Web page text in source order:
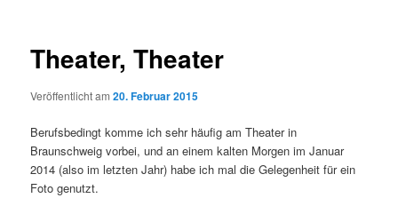
Theater, Theater
Veröffentlicht am20. Februar 2015
Berufsbedingt komme ich sehr häufig am Theater in
Braunschweig vorbei, und an einem kalten Morgen im Januar
2014 (also im letzten Jahr) habe ich mal die Gelegenheit für ein
Foto genutzt.